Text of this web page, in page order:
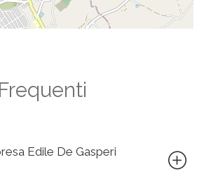
Edile De Gasperi